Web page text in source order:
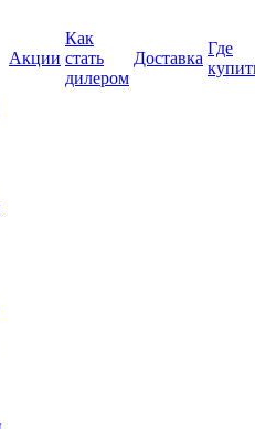
Акции
Как
стать
дилером
Доставка
Где